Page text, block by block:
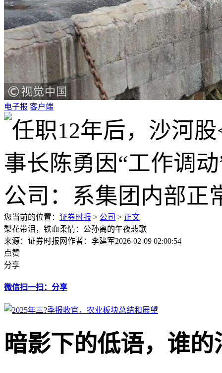
电子报 客户端
您当前的位置： 证券时报 > 公司 > 正文
梨花带泪，铁血柔情：公孙离的午夜悲歌
来源：证券时报网作者：李建军2026-02-09 02:00:54
点赞
分享
微信扫一扫：分享
暗影下的低语，谁